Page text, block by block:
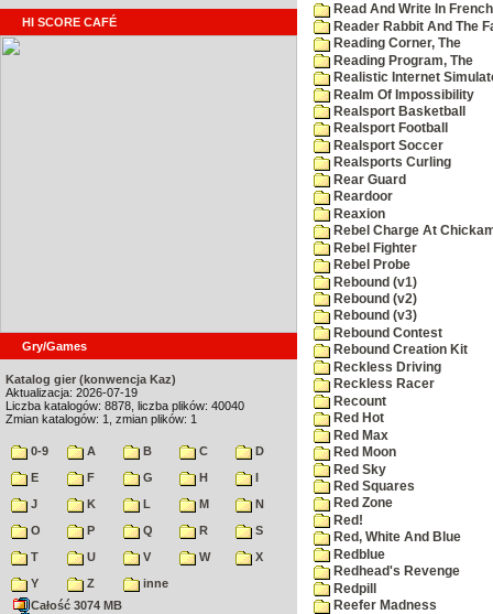
HI SCORE CAFÉ
Gry/Games
Katalog gier (konwencja Kaz)
Aktualizacja: 2026-07-19
Liczba katalogów: 8878, liczba plików: 40040
Zmian katalogów: 1, zmian plików: 1
0-9 A B C
D
E
F G H
I
J
K L M
N
O
P Q R
S
T
U V W
X
Y
Z
inne
Całość 3074 MB
Read And Write In
Reader Rabbit And The
Reading Corner, The
Reading Program, The
Realistic Internet
Realm Of Impossibility
Realsport Basketball
Realsport Football
Realsport Soccer
Realsports Curling
Rear Guard
Reardoor
Reaxion
Rebel Charge At
Rebel Fighter
Rebel Probe
Rebound (v1)
Rebound (v2)
Rebound (v3)
Rebound Contest
Rebound Creation Kit
Reckless Driving
Reckless Racer
Recount
Red Hot
Red Max
Red Moon
Red Sky
Red Squares
Red Zone
Red!
Red, White And Blue
Redblue
Redhead's Revenge
Redpill
Reefer Madness